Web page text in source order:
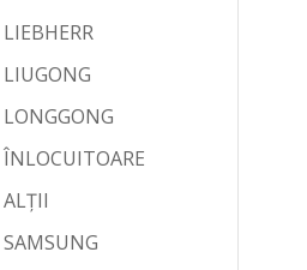
LIEBHERR
LIUGONG
LONGGONG
ÎNLOCUITOARE
ALȚII
SAMSUNG